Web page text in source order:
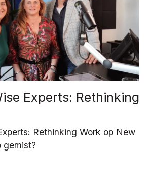
Experts: Rethinking
Rethinking Work op New
gemist?